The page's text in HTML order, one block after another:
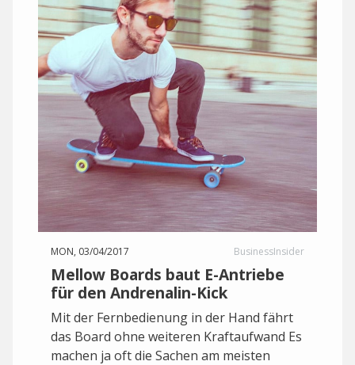
MON, 03/04/2017 BusinessInsider
Mellow Boards baut E-Antriebe
für den Andrenalin-Kick
Mit der Fernbedienung in der Hand fährt
das Board ohne weiteren Kraftaufwand Es
machen ja oft die Sachen am meisten